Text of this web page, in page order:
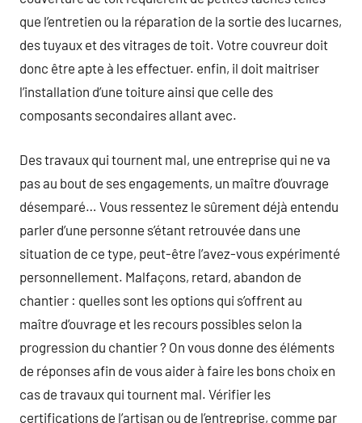
que l’entretien ou la réparation de la sortie des lucarnes,
des tuyaux et des vitrages de toit. Votre couvreur doit
donc être apte à les effectuer. enfin, il doit maitriser
l’installation d’une toiture ainsi que celle des
composants secondaires allant avec.
Des travaux qui tournent mal, une entreprise qui ne va
pas au bout de ses engagements, un maître d’ouvrage
désemparé… Vous ressentez le sûrement déjà entendu
parler d’une personne s’étant retrouvée dans une
situation de ce type, peut-être l’avez-vous expérimenté
personnellement. Malfaçons, retard, abandon de
chantier : quelles sont les options qui s’offrent au
maître d’ouvrage et les recours possibles selon la
progression du chantier ? On vous donne des éléments
de réponses afin de vous aider à faire les bons choix en
cas de travaux qui tournent mal. Vérifier les
certifications de l’artisan ou de l’entreprise, comme par